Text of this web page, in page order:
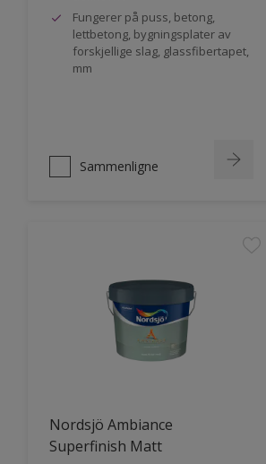
Fungerer på puss, betong,
lettbetong, bygningsplater av
forskjellige slag, glassfibertapet,
mm
Sammenligne
Nordsjö Ambiance
Superfinish Matt